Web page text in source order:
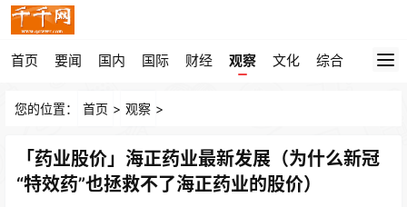
首页 要闻 国内 国际 财经 观察 文化 综合
您的位置： 首页 > 观察 >
「药业股价」海正药业最新发展（为什么新冠
“特效药”也拯救不了海正药业的股价）